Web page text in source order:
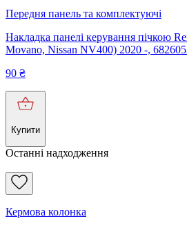
Передня панель та комплектуючі
Накладка панелі керування пічкою
Movano, Nissan NV400) 2020 -,
90 ₴
Купити
Останні надходження
Кермова колонка